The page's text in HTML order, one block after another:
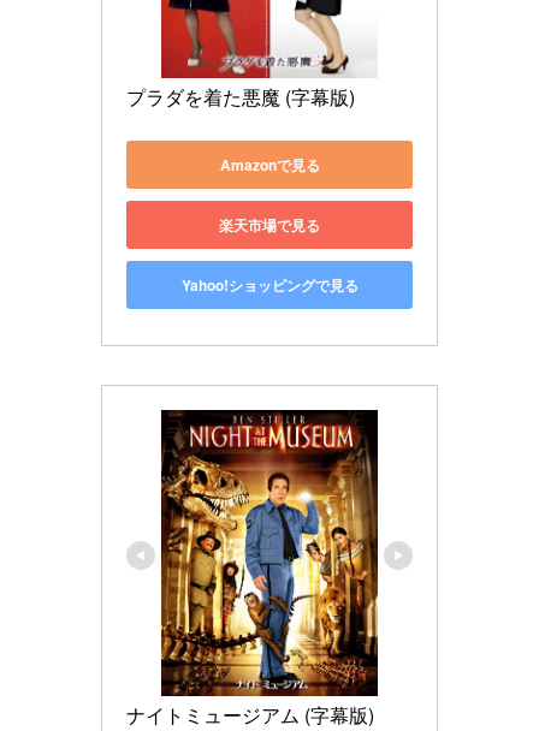
プラダを着た悪魔 (字幕版)
Amazonで見る
楽天市場で見る
Yahoo!ショッピングで見る
ナイトミュージアム (字幕版)